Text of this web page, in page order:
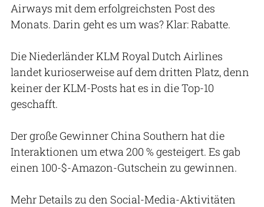
Airways mit dem erfolgreichsten Post des
Monats. Darin geht es um was? Klar: Rabatte.
Die Niederländer KLM Royal Dutch Airlines
landet kurioserweise auf dem dritten Platz, denn
keiner der KLM-Posts hat es in die Top-10
geschafft.
Der große Gewinner China Southern hat die
Interaktionen um etwa 200 % gesteigert. Es gab
einen 100-$-Amazon-Gutschein zu gewinnen.
Mehr Details zu den Social-Media-Aktivitäten